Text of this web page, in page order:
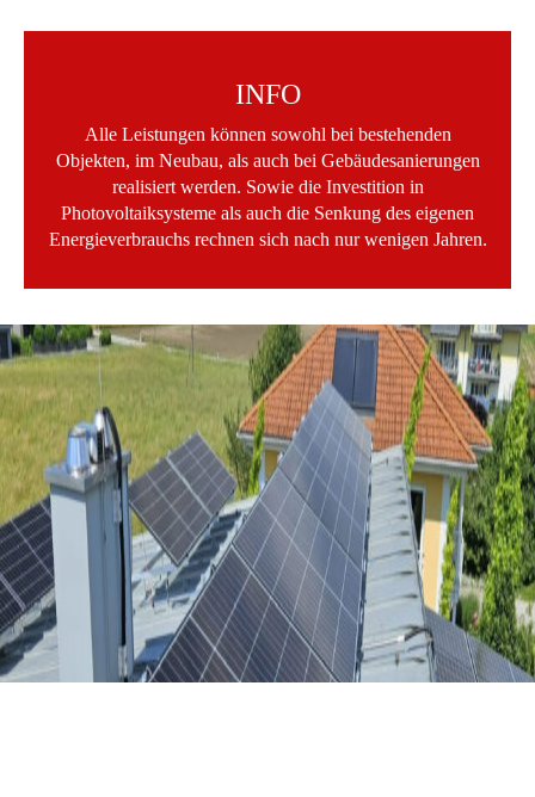
INFO
Alle Leistungen können sowohl bei bestehenden
Objekten, im Neubau, als auch bei Gebäudesanierungen
realisiert werden. Sowie die Investition in
Photovoltaiksysteme als auch die Senkung des eigenen
Energieverbrauchs rechnen sich nach nur wenigen Jahren.